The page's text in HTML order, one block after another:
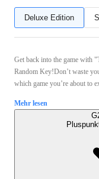
Deluxe Edition
Get back into the game with
Random Key!Don’t waste
which game you’re about to
Mehr lesen